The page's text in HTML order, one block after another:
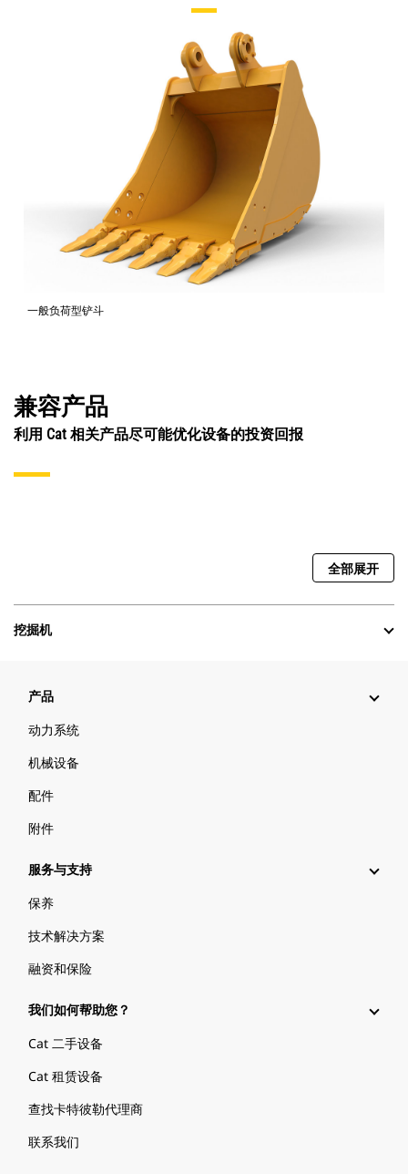
一般负荷型铲斗
兼容产品
利用 Cat 相关产品尽可能优化设备的投资回报
全部展开
挖掘机
产品
动力系统
机械设备
配件
附件
服务与支持
保养
技术解决方案
融资和保险
我们如何帮助您？
Cat 二手设备
Cat 租赁设备
查找卡特彼勒代理商
联系我们